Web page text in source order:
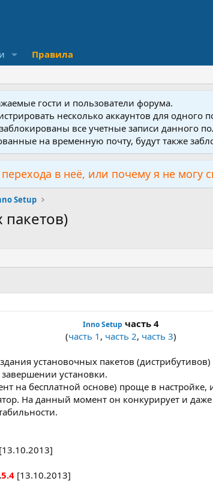
Правила
гости и пользователи форума.
несколько аккаунтов для
все учетные записи данного
на временную почту, будут также
в неё, или почему я не могу
Setup
Inno Setup часть 4
(часть 1 , часть 2, часть 3)​
установочных пакетов
установки.
на бесплатной основе) проще в настройке,
На данный момент он конкурирует и
[13.10.2013]
5.4 [13.10.2013]